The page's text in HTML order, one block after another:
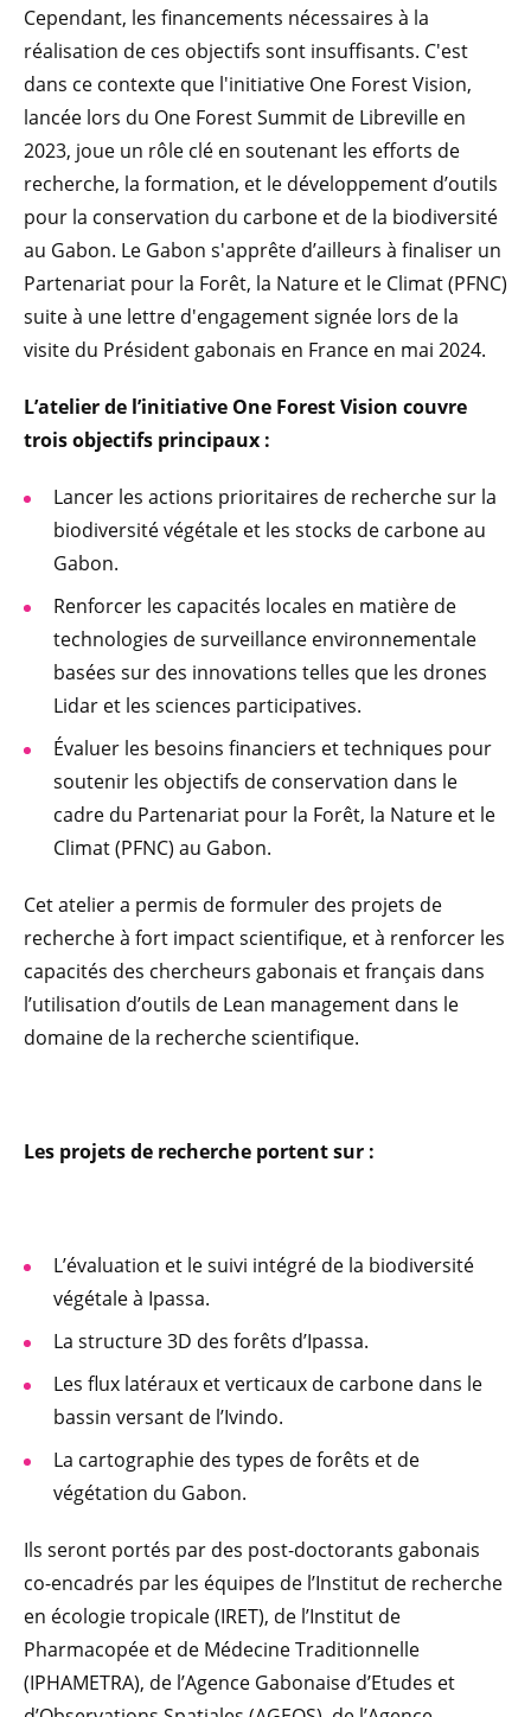
Cependant, les financements nécessaires à la
réalisation de ces objectifs sont insuffisants. C'est
dans ce contexte que l'initiative One Forest Vision,
lancée lors du One Forest Summit de Libreville en
2023, joue un rôle clé en soutenant les efforts de
recherche, la formation, et le développement d’outils
pour la conservation du carbone et de la biodiversité
au Gabon. Le Gabon s'apprête d’ailleurs à finaliser un
Partenariat pour la Forêt, la Nature et le Climat (PFNC)
suite à une lettre d'engagement signée lors de la
visite du Président gabonais en France en mai 2024.
L’atelier de l’initiative One Forest Vision couvre
trois objectifs principaux :
Lancer les actions prioritaires de recherche sur la
biodiversité végétale et les stocks de carbone au
Gabon.
Renforcer les capacités locales en matière de
technologies de surveillance environnementale
basées sur des innovations telles que les drones
Lidar et les sciences participatives.
Évaluer les besoins financiers et techniques pour
soutenir les objectifs de conservation dans le
cadre du Partenariat pour la Forêt, la Nature et le
Climat (PFNC) au Gabon.
Cet atelier a permis de formuler des projets de
recherche à fort impact scientifique, et à renforcer les
capacités des chercheurs gabonais et français dans
l’utilisation d’outils de Lean management dans le
domaine de la recherche scientifique.
Les projets de recherche portent sur :
L’évaluation et le suivi intégré de la biodiversité
végétale à Ipassa.
La structure 3D des forêts d’Ipassa.
Les flux latéraux et verticaux de carbone dans le
bassin versant de l’Ivindo.
La cartographie des types de forêts et de
végétation du Gabon.
Ils seront portés par des post-doctorants gabonais
co-encadrés par les équipes de l’Institut de recherche
en écologie tropicale (IRET), de l’Institut de
Pharmacopée et de Médecine Traditionnelle
(IPHAMETRA), de l’Agence Gabonaise d’Etudes et